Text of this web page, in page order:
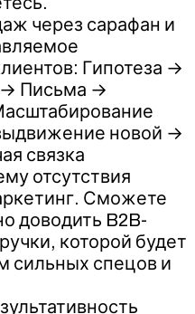
через сарафан и
Гипотеза →
Письма →
новой →
связка
отсутствия
Сможете
доводить B2B-
которой будет
сильных спецов и